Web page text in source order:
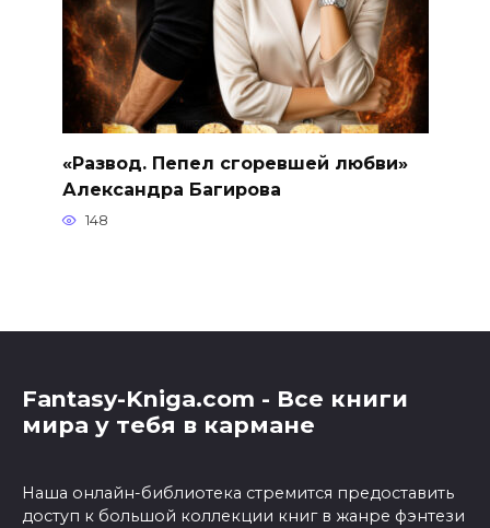
«Развод. Пепел сгоревшей любви»
Александра Багирова
148
Fantasy-Kniga.com - Все книги
мира у тебя в кармане
Наша онлайн-библиотека стремится предоставить
доступ к большой коллекции книг в жанре фэнтези